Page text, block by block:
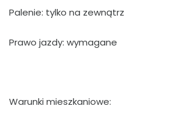
Palenie: tylko na zewnątrz
Prawo jazdy: wymagane
Warunki mieszkaniowe: